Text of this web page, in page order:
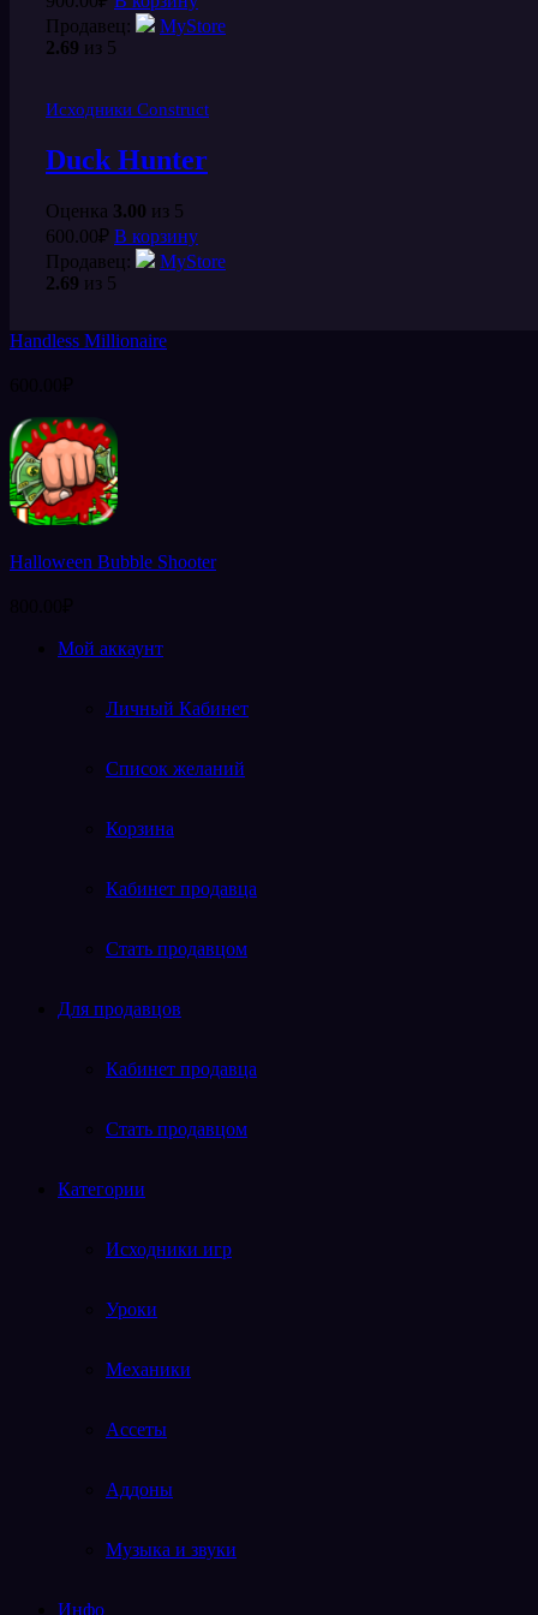
Продавец:
MyStore
2.69 из 5
Исходники Construct
Duck Hunter
Оценка 3.00 из 5
600.00₽ В корзину
Продавец:
MyStore
2.69 из 5
Handless Millionaire
Halloween Bubble Shooter
Мой аккаунт
Личный Кабинет
Список желаний
Корзина
Кабинет продавца
Стать продавцом
Для продавцов
Кабинет продавца
Стать продавцом
Категории
Исходники игр
Уроки
Механики
Ассеты
Аддоны
Музыка и звуки
Инфо